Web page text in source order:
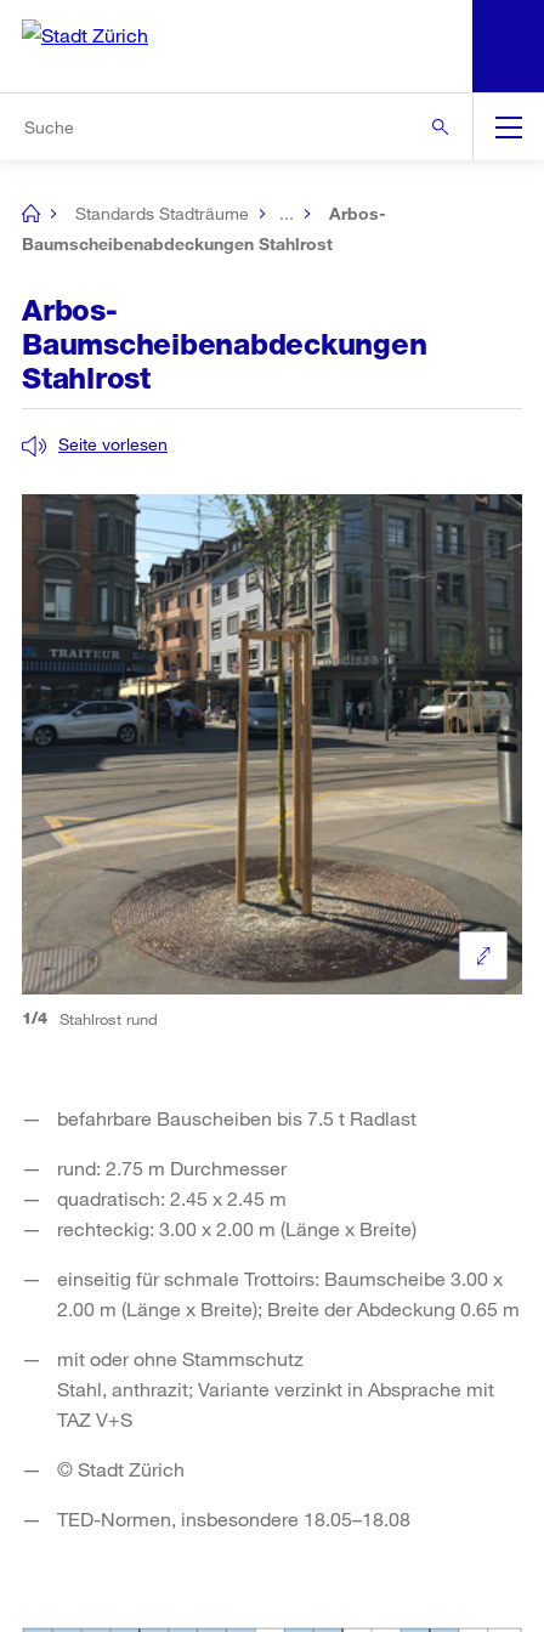
Navigation
[no
title]
Standards Stadträume ...
Arbos-
Baumscheibenabdeckungen Stahlrost
Arbos-
Baumscheibenabdeckungen
Stahlrost
Seite vorlesen
1/4 Stahlrost rund
befahrbare Bauscheiben bis 7.5 t Radlast
rund: 2.75 m Durchmesser
quadratisch: 2.45 x 2.45 m
rechteckig: 3.00 x 2.00 m (Länge x Breite)
einseitig für schmale Trottoirs: Baumscheibe 3.00 x
2.00 m (Länge x Breite); Breite der Abdeckung 0.65 m
mit oder ohne Stammschutz
Stahl, anthrazit; Variante verzinkt in Absprache mit
TAZ V+S
© Stadt Zürich
TED-Normen, insbesondere 18.05–18.08